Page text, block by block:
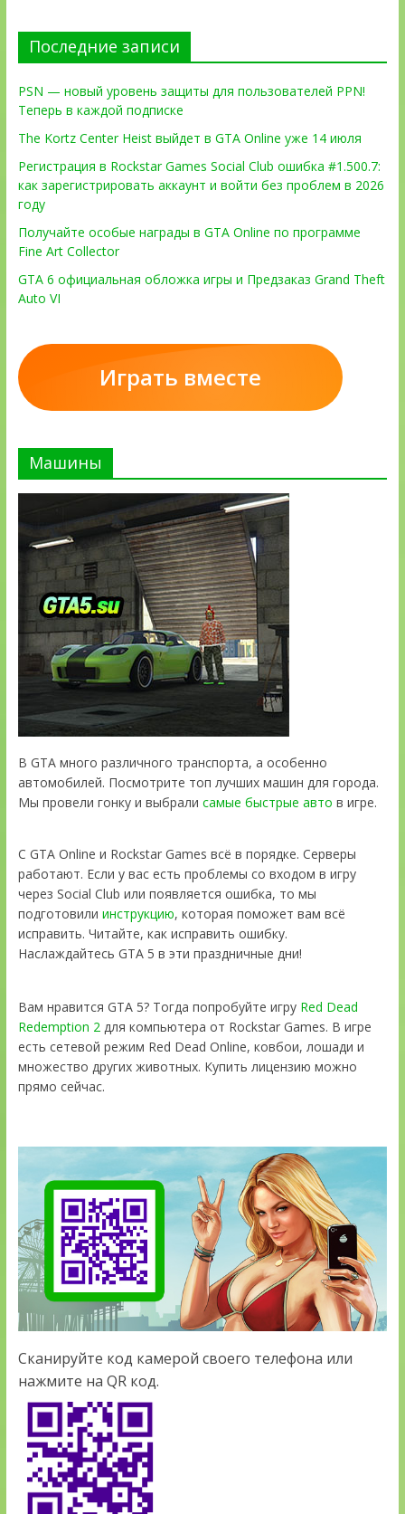
Последние записи
PSN — новый уровень защиты для пользователей PPN!
Теперь в каждой подписке
The Kortz Center Heist выйдет в GTA Online уже 14 июля
Регистрация в Rockstar Games Social Club ошибка #1.500.7:
как зарегистрировать аккаунт и войти без проблем в 2026
году
Получайте особые награды в GTA Online по программе
Fine Art Collector
GTA 6 официальная обложка игры и Предзаказ Grand Theft
Auto VI
Играть вместе
Машины
В GTA много различного транспорта, а особенно
автомобилей. Посмотрите топ лучших машин для города.
Мы провели гонку и выбрали самые быстрые авто в игре.
С GTA Online и Rockstar Games всё в порядке. Серверы
работают. Если у вас есть проблемы со входом в игру
через Social Club или появляется ошибка, то мы
подготовили инструкцию, которая поможет вам всё
исправить. Читайте, как исправить ошибку.
Наслаждайтесь GTA 5 в эти праздничные дни!
Вам нравится GTA 5? Тогда попробуйте игру Red Dead
Redemption 2для компьютера от Rockstar Games. В игре
есть сетевой режим Red Dead Online, ковбои, лошади и
множество других животных. Купить лицензию можно
прямо сейчас.
Сканируйте код камерой своего телефона или
нажмите на QR код.